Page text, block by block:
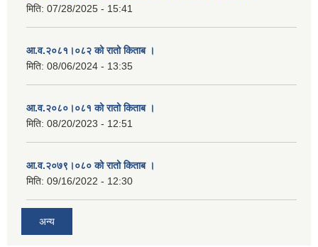
मिति: 07/28/2025 - 15:41
आ.व.२०८१।०८२ को रातो किताब ।
मिति: 08/06/2024 - 13:35
आ.व.२०८०।०८१ को रातो किताब ।
मिति: 08/20/2023 - 12:51
आ.व.२०७९।०८० को रातो किताब ।
मिति: 09/16/2022 - 12:30
अन्य